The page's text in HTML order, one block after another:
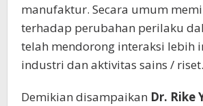
manufaktur. Secara umum
terhadap perubahan perilaku
telah mendorong interaksi lebih
industri dan aktivitas sains / riset.
Demikian disampaikan Dr. Rike